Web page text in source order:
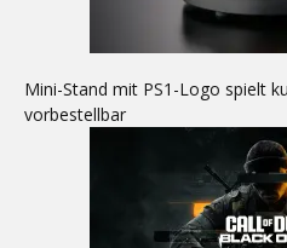
Mini-Stand mit PS1-Logo spielt
vorbestellbar